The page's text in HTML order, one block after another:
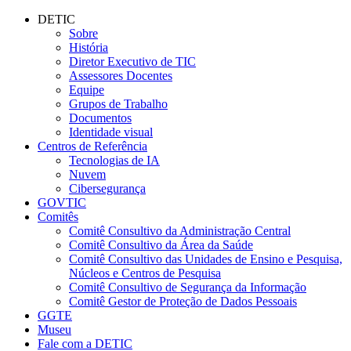
Conteúdo principal
DETIC
Sobre
História
Diretor Executivo de TIC
Assessores Docentes
Equipe
Grupos de Trabalho
Documentos
Identidade visual
Centros de Referência
Tecnologias de IA
Nuvem
Cibersegurança
GOVTIC
Comitês
Comitê Consultivo da Administração Central
Comitê Consultivo da Área da Saúde
Comitê Consultivo das Unidades de Ensino e Pesquisa,
Núcleos e Centros de Pesquisa
Comitê Consultivo de Segurança da Informação
Comitê Gestor de Proteção de Dados Pessoais
GGTE
Museu
Fale com a DETIC